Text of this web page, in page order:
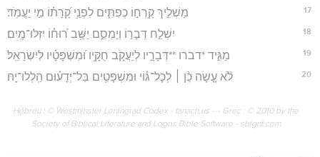
17 מַשְׁלִ֣יךְ קַֽרְח֣וֹ כְפִתִּ֑ים לִפְנֵ֥י קָ֝רָת֗וֹ מִ֣י יַעֲמֹֽד׃
18 יִשְׁלַ֣ח דְּבָר֣וֹ וְיַמְסֵ֑ם יַשֵּׁ֥ב ר֝וּח֗וֹ יִזְּלוּ־מָֽיִם׃
19 מַגִּ֣יד *דברו **דְּבָרָ֣יו לְיַעֲקֹ֑ב חֻקָּ֥יו וּ֝מִשְׁפָּטָ֗יו לְיִשְׂרָאֵֽל׃
20 לֹ֘א עָ֤שָׂה כֵ֨ן ׀ לְכָל־גּ֗וֹי וּמִשְׁפָּטִ֥ים בַּל־יְדָע֗וּם הַֽלְלוּ־יָֽהּ׃
Hébreu : © Westminster Leningrad Codex - tanach.us --- Grec : © 2010 by the
Society of Biblical Literature and Logos Bible Software - sblgnt.com